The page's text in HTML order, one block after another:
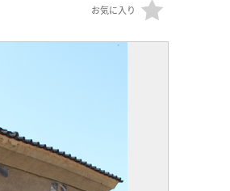
お気に入り